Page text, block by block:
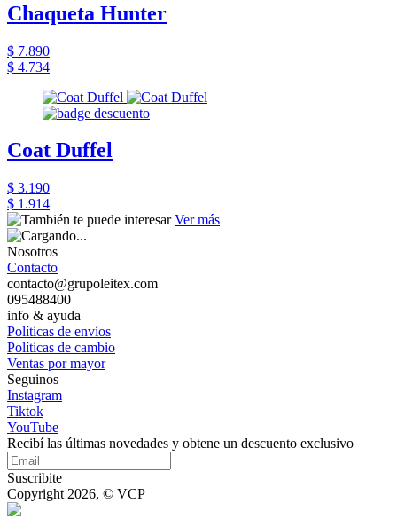
Chaqueta Hunter
$ 7.890
$ 4.734
Coat Duffel
$ 3.190
$ 1.914
Ver más
Nosotros
Contacto
contacto@grupoleitex.com
095488400
info & ayuda
Políticas de envíos
Políticas de cambio
Ventas por mayor
Seguinos
Instagram
Tiktok
YouTube
Recibí las últimas novedades y obtene un descuento exclusivo
Suscribite
Copyright 2026, © VCP